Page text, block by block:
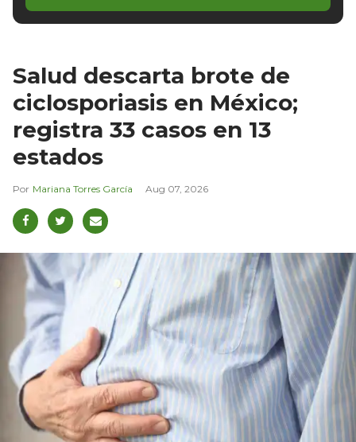
Salud descarta brote de
ciclosporiasis en México;
registra 33 casos en 13
estados
Mariana Torres García Aug 07, 2026